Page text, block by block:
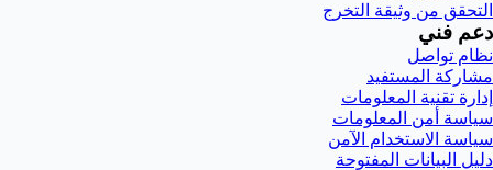
التحقق من وثيقة التخرج
دعم فني
نظام تواصل
مشاركة المستفيد
إدارة تقنية المعلومات
سياسة أمن المعلومات
سياسة الاستخدام الآمن
دليل البيانات المفتوحة